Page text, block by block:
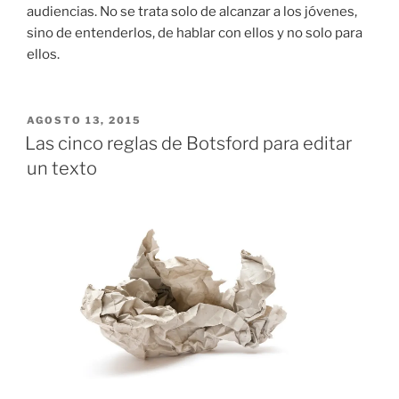
audiencias. No se trata solo de alcanzar a los jóvenes,
sino de entenderlos, de hablar con ellos y no solo para
ellos.
PUBLICADO
EL
AGOSTO 13, 2015
Las cinco reglas de Botsford para editar
un texto